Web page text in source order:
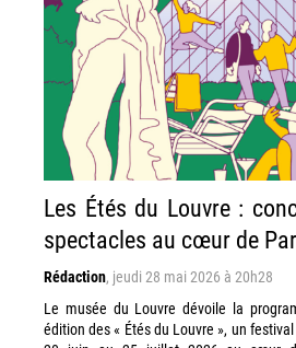
Les Étés du Louvre :
spectacles au cœur de
Rédaction, jeudi 28 mai 2026 à 20h28
Le musée du Louvre dévoile la
édition des « Étés du Louvre », un